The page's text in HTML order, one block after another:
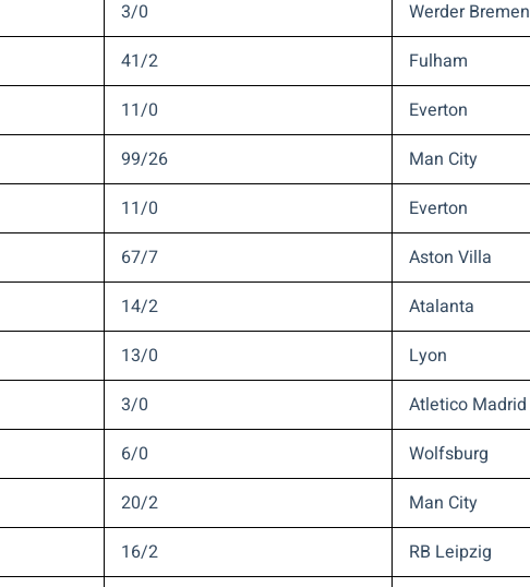
3/0
Werder Bremen
41/2
Fulham
11/0
Everton
99/26
Man City
11/0
Everton
67/7
Aston Villa
14/2
Atalanta
13/0
Lyon
3/0
Atletico Madrid
6/0
Wolfsburg
20/2
Man City
16/2
RB Leipzig